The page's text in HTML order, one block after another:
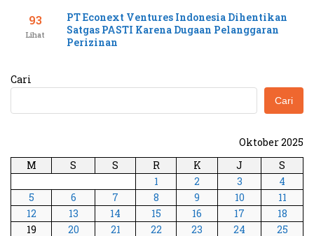
93
Lihat
PT Econext Ventures Indonesia Dihentikan
Satgas PASTI Karena Dugaan Pelanggaran
Perizinan
Cari
Cari
Oktober 2025
M
S S R K J
S
1
2 3
4
5
6 7 8 9 10
11
12
13 14 15 16 17
18
19
20 21 22 23 24
25